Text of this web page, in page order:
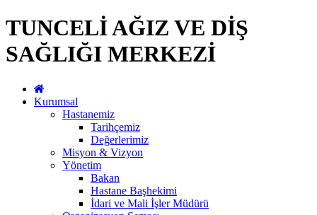
TUNCELİ AĞIZ VE DİŞ
SAĞLIĞI MERKEZİ
Kurumsal
Hastanemiz
Tarihçemiz
Değerlerimiz
Misyon & Vizyon
Yönetim
Bakan
Hastane Başhekimi
İdari ve Mali İşler Müdürü